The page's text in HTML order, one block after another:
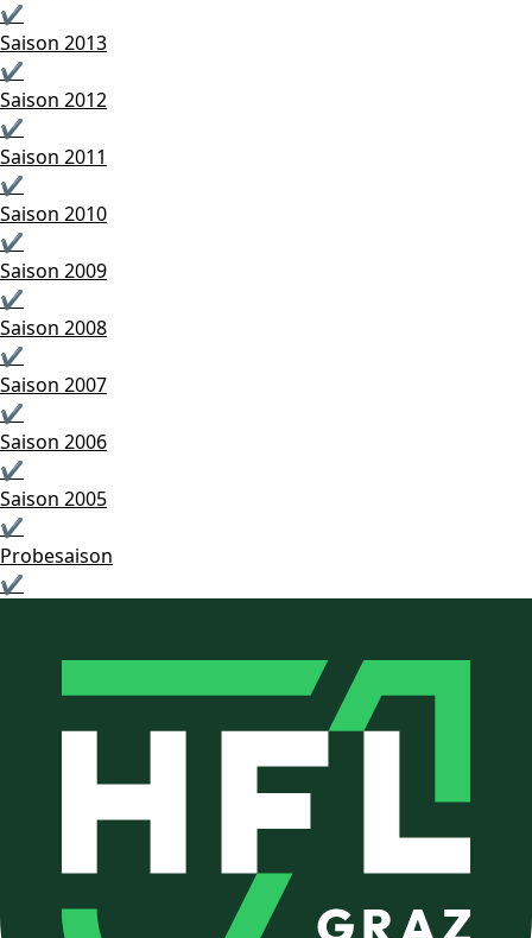
✔
Saison 2013
✔
Saison 2012
✔
Saison 2011
✔
Saison 2010
✔
Saison 2009
✔
Saison 2008
✔
Saison 2007
✔
Saison 2006
✔
Saison 2005
✔
Probesaison
✔